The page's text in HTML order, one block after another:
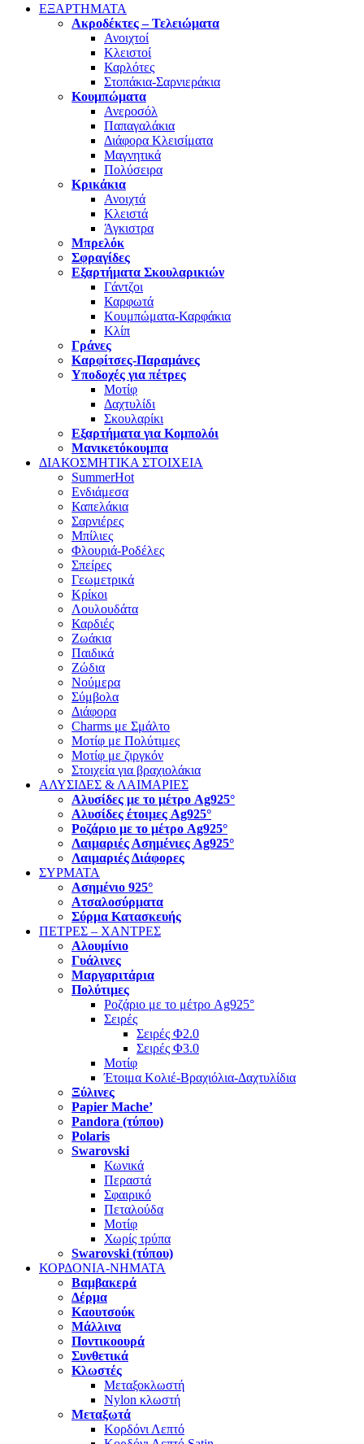
ΕΞΑΡΤΗΜΑΤΑ
Ακροδέκτες – Τελειώματα
Ανοιχτοί
Κλειστοί
Καρλότες
Στοπάκια-Σαρνιεράκια
Κουμπώματα
Ανεροσόλ
Παπαγαλάκια
Διάφορα Κλεισίματα
Μαγνητικά
Πολύσειρα
Κρικάκια
Ανοιχτά
Κλειστά
Άγκιστρα
Μπρελόκ
Σφραγίδες
Εξαρτήματα Σκουλαρικιών
Γάντζοι
Καρφωτά
Κουμπώματα-Καρφάκια
Κλίπ
Γράνες
Καρφίτσες-Παραμάνες
Υποδοχές για πέτρες
Μοτίφ
Δαχτυλίδι
Σκουλαρίκι
Εξαρτήματα για Κομπολόι
Μανικετόκουμπα
ΔΙΑΚΟΣΜΗΤΙΚΑ ΣΤΟΙΧΕΙΑ
SummerHot
Ενδιάμεσα
Καπελάκια
Σαρνιέρες
Μπίλιες
Φλουριά-Ροδέλες
Σπείρες
Γεωμετρικά
Κρίκοι
Λουλουδάτα
Καρδιές
Ζωάκια
Παιδικά
Ζώδια
Νούμερα
Σύμβολα
Διάφορα
Charms με Σμάλτο
Μοτίφ με Πολύτιμες
Μοτίφ με ζιργκόν
Στοιχεία για βραχιολάκια
ΑΛΥΣΙΔΕΣ & ΛΑΙΜΑΡΙΕΣ
Αλυσίδες με το μέτρο Ag925°
Αλυσίδες έτοιμες Ag925°
Ροζάριο με το μέτρο Ag925°
Λαιμαριές Ασημένιες Ag925°
Λαιμαριές Διάφορες
ΣΥΡΜΑΤΑ
Ασημένιο 925°
Ατσαλοσύρματα
Σύρμα Κατασκευής
ΠΕΤΡΕΣ – ΧΑΝΤΡΕΣ
Αλουμίνιο
Γυάλινες
Μαργαριτάρια
Πολύτιμες
Ροζάριο με το μέτρο Ag925°
Σειρές
Σειρές Φ2.0
Σειρές Φ3.0
Μοτίφ
Έτοιμα Κολιέ-Βραχιόλια-Δαχτυλίδια
Ξύλινες
Papier Mache’
Pandora (τύπου)
Polaris
Swarovski
Κωνικά
Περαστά
Σφαιρικό
Πεταλούδα
Μοτίφ
Χωρίς τρύπα
Swarovski (τύπου)
ΚΟΡΔΟΝΙΑ-ΝΗΜΑΤΑ
Βαμβακερά
Δέρμα
Καουτσούκ
Μάλλινα
Ποντικοουρά
Συνθετικά
Κλωστές
Μεταξοκλωστή
Nylon κλωστή
Μεταξωτά
Κορδόνι Λεπτό